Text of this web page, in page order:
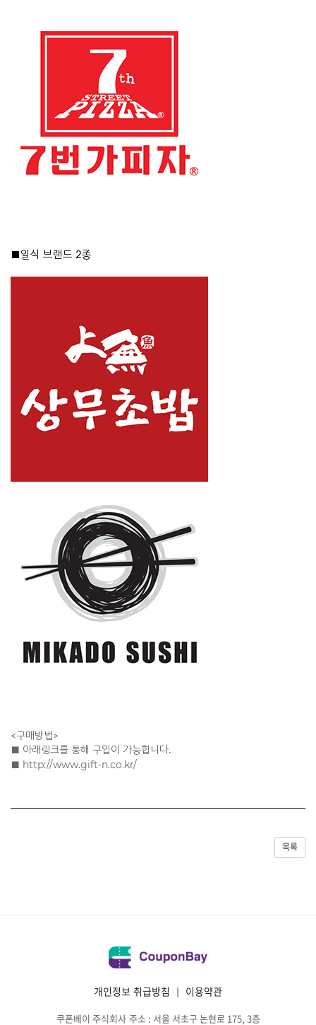
■일식 브랜드 2종
<구매방법>
■ 아래링크를 통해 구입이 가능합니다.
http://www.gift-n.co.kr/
목록
개인정보 취급방침 | 이용약관
쿠폰베이 주식회사 주소 : 서울 서초구 논현로 175, 3층